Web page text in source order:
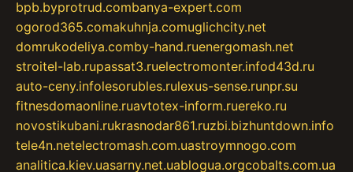
bpb.byprotrud.combanya-expert.com
ogorod365.comakuhnja.comuglichcity.net
domrukodeliya.comby-hand.ruenergomash.net
stroitel-lab.rupassat3.ruelectromonter.infod43d.ru
auto-ceny.infolesorubles.rulexus-sense.runpr.su
fitnesdomaonline.ruavtotex-inform.ruereko.ru
novostikubani.rukrasnodar861.ruzbi.bizhuntdown.info
tele4n.netelectromash.com.uastroymnogo.com
analitica.kiev.uasarny.net.uablogua.orgcobalts.com.ua